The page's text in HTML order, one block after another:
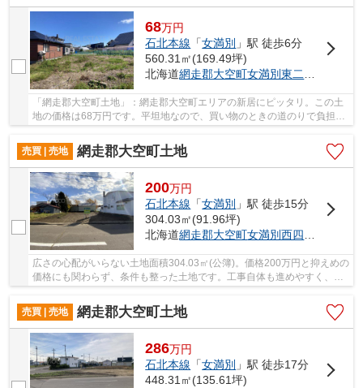
68万円
石北本線 「女満別 」駅 徒歩6分
560.31㎡(169.49坪)
北海道網走郡大空町女満別東二条
「網走郡大空町土地」：網走郡大空町エリアの新居にピッタリ。この土
地の価格は68万円です。平坦地なので、買い物のときの道のりで負担抑
売買 | 売地
網走郡大空町土地
200万円
石北本線 「女満別 」駅 徒歩15分
304.03㎡(91.96坪)
北海道網走郡大空町女満別西四条
広さの心配がいらない土地面積304.03㎡(公簿)。価格200万円と抑えめの
価格にも関わらず、条件も整った土地です。工事自体も進めやすく、工
売買 | 売地
網走郡大空町土地
286万円
石北本線 「女満別 」駅 徒歩17分
448.31㎡(135.61坪)